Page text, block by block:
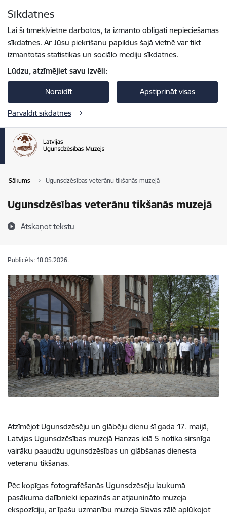
Sīkdatnes
Lai šī tīmekļvietne darbotos, tā izmanto obligāti nepieciešamās
sīkdatnes. Ar Jūsu piekrišanu papildus šajā vietnē var tikt
izmantotas statistikas un sociālo mediju sīkdatnes.
Lūdzu, atzīmējiet savu izvēli:
Noraidīt Apstiprināt visas
Pārvaldīt sīkdatnes
Sākums Ugunsdzēsības veterānu tikšanās muzejā
Ugunsdzēsības veterānu tikšanās muzejā
Atskaņot tekstu
Publicēts: 18.05.2026.
Atzīmējot Ugunsdzēsēju un glābēju dienu šī gada 17. maijā,
Latvijas Ugunsdzēsības muzejā Hanzas ielā 5 notika sirsnīga
vairāku paaudžu ugunsdzēsības un glābšanas dienesta
veterānu tikšanās.
Pēc kopīgas fotografēšanās Ugunsdzēsēju laukumā
pasākuma dalībnieki iepazinās ar atjaunināto muzeja
ekspozīciju, ar īpašu uzmanību muzeja Slavas zālē aplūkojot